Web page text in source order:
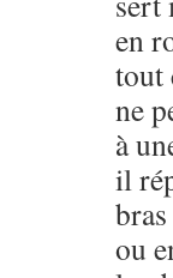
en
tout
ne
à
il
ou